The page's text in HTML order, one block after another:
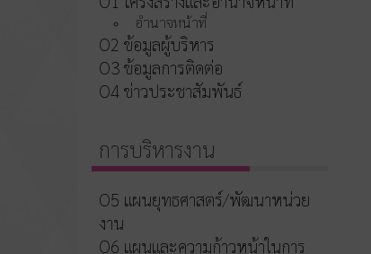
อำนาจหน้าที่
O2 ข้อมูลผู้บริหาร
O3 ข้อมูลการติดต่อ
O4 ข่าวประชาสัมพันธ์
การบริหารงาน
O5 แผนยุทธศาสตร์/พัฒนาหน่วย
งาน
O6 แผนและความก้าวหน้าในการ